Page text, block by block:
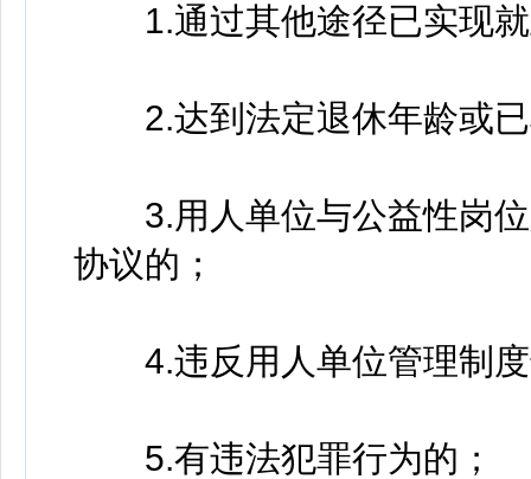
1.通过其他途径已实现就
2.达到法定退休年龄或已
3.用人单位与公益性岗位
协议的；
4.违反用人单位管理制度
5.有违法犯罪行为的；